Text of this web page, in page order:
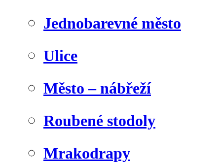
Jednobarevné město
Ulice
Město – nábřeží
Roubené stodoly
Mrakodrapy